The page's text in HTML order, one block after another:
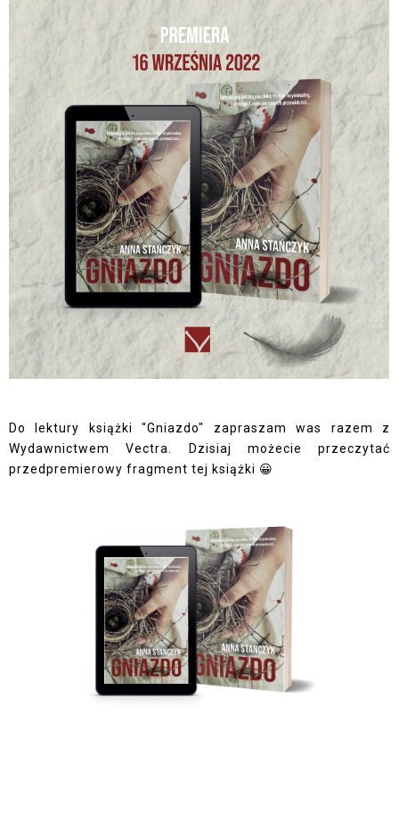
Do lektury książki "Gniazdo" zapraszam was razem z
Wydawnictwem Vectra. Dzisiaj możecie przeczytać
przedpremierowy fragment tej książki 😀